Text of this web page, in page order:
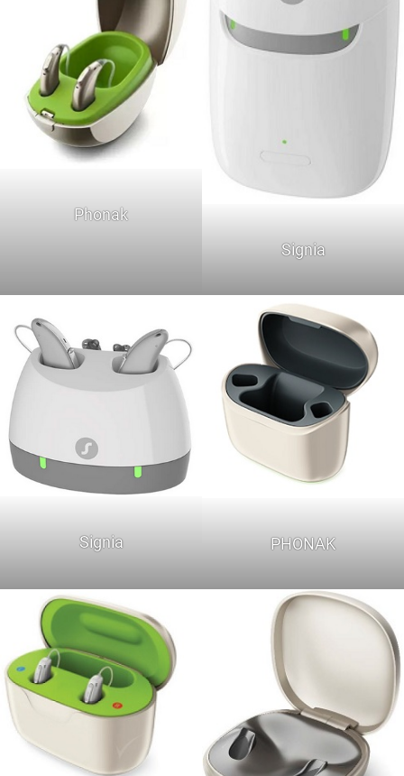
Phonak
Signia
Signia PHONAK